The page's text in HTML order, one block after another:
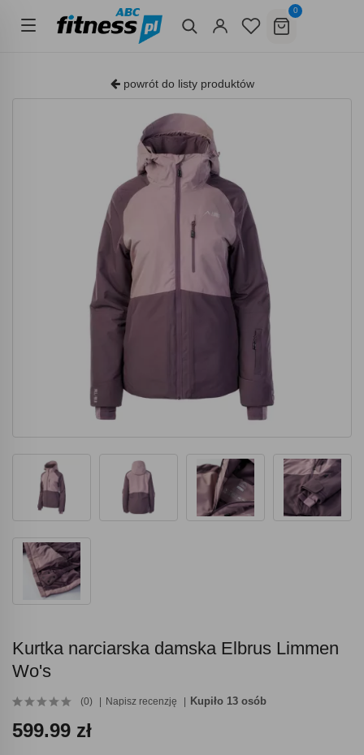
0
powrót do listy produktów
Kurtka narciarska damska Elbrus Limmen
Wo's
(0) Napisz recenzję Kupiło 13 osób
599.99 zł